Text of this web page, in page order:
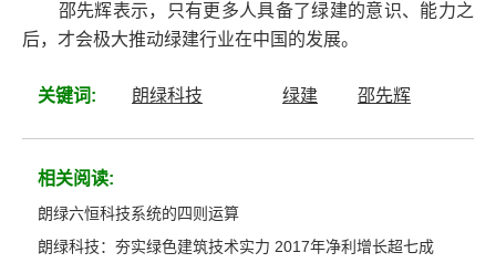
邵先辉表示，只有更多人具备了绿建的意识、能力之
后，才会极大推动绿建行业在中国的发展。
关键词: 朗绿科技 绿建 邵先辉
相关阅读:
朗绿六恒科技系统的四则运算
朗绿科技：夯实绿色建筑技术实力 2017年净利增长超七成